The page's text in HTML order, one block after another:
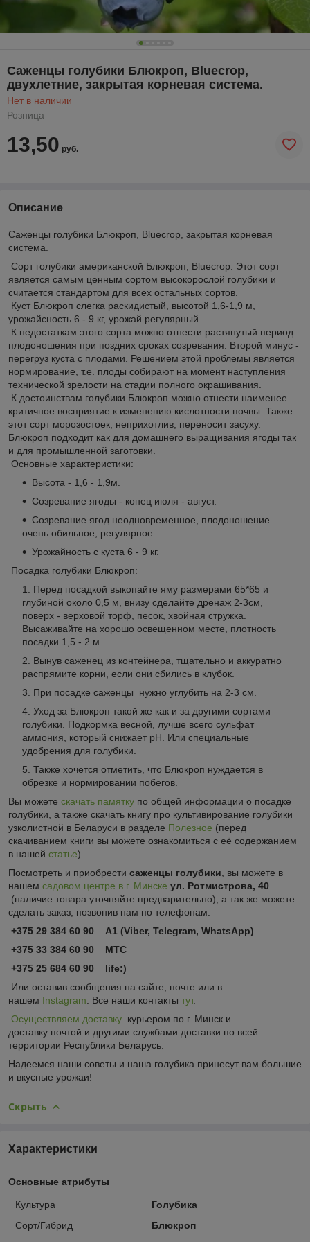
Саженцы голубики Блюкроп, Bluecrop,
двухлетние, закрытая корневая система.
Нет в наличии
Розница
13,50 руб.
Описание
Саженцы голубики Блюкроп, Bluecrop, закрытая корневая
система.
Сорт голубики американской Блюкроп, Bluecrop. Этот сорт
является самым ценным сортом высокорослой голубики и
считается стандартом для всех остальных сортов.
Куст Блюкроп слегка раскидистый, высотой 1,6-1,9 м,
урожайсность 6 - 9 кг, урожай регулярный.
К недостаткам этого сорта можно отнести растянутый период
плодоношения при поздних сроках созревания. Второй минус -
перегруз куста с плодами. Решением этой проблемы является
нормирование, т.е. плоды собирают на момент наступления
технической зрелости на стадии полного окрашивания.
К достоинствам голубики Блюкроп можно отнести наименее
критичное восприятие к изменению кислотности почвы. Также
этот сорт морозостоек, неприхотлив, переносит засуху.
Блюкроп подходит как для домашнего выращивания ягоды так
и для промышленной заготовки.
Основные характеристики:
Высота - 1,6 - 1,9м.
Созревание ягоды - конец июля - август.
Созревание ягод неодновременное, плодоношение
очень обильное, регулярное.
Урожайность с куста 6 - 9 кг.
Посадка голубики Блюкроп:
Перед посадкой выкопайте яму размерами 65*65 и
глубиной около 0,5 м, внизу сделайте дренаж 2-3см,
поверх - верховой торф, песок, хвойная стружка.
Высаживайте на хорошо освещенном месте, плотность
посадки 1,5 - 2 м.
Вынув саженец из контейнера, тщательно и аккуратно
распрямите корни, если они сбились в клубок.
При посадке саженцы нужно углубить на 2-3 см.
Уход за Блюкроп такой же как и за другими сортами
голубики. Подкормка весной, лучше всего сульфат
аммония, который снижает pH. Или специальные
удобрения для голубики.
Также хочется отметить, что Блюкроп нуждается в
обрезке и нормировании побегов.
Вы можете скачать памятку по общей информации о посадке
голубики, а также скачать книгу про культивирование голубики
узколистной в Беларуси в разделе Полезное (перед
скачиванием книги вы можете ознакомиться с её содержанием
в нашей статье).
Посмотреть и приобрести саженцы голубики , вы можете в
нашем садовом центре в г. Минске ул. Ротмистрова, 40
(наличие товара уточняйте предварительно), а так же можете
сделать заказ, позвонив нам по телефонам:
+375 29 384 60 90 А1 (Viber, Telegram, WhatsApp)
+375 33 384 60 90 МТС
+375 25 684 60 90 life:)
Или оставив сообщения на сайте, почте или в
нашем Instagram . Все наши контакты тут.
Осуществляем доставку курьером по г. Минск и
доставку почтой и другими службами доставки по всей
территории Республики Беларусь.
Надеемся наши советы и наша голубика принесут вам большие
и вкусные урожаи!
Скрыть
Характеристики
Основные атрибуты
Культура
Голубика
Сорт/Гибрид
Блюкроп